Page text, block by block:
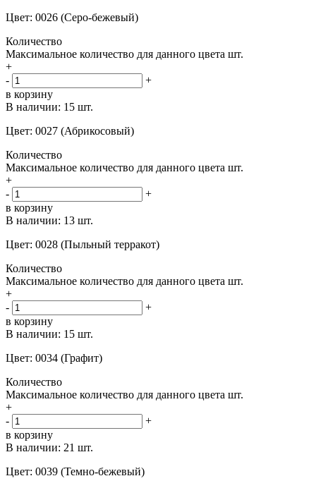
Цвет: 0026 (Серо-бежевый)
Количество
Максимальное количество для данного цвета шт.
+
-
+
в корзину
В наличии: 15 шт.
Цвет: 0027 (Абрикосовый)
Количество
Максимальное количество для данного цвета шт.
+
-
+
в корзину
В наличии: 13 шт.
Цвет: 0028 (Пыльный терракот)
Количество
Максимальное количество для данного цвета шт.
+
-
+
в корзину
В наличии: 15 шт.
Цвет: 0034 (Графит)
Количество
Максимальное количество для данного цвета шт.
+
-
+
в корзину
В наличии: 21 шт.
Цвет: 0039 (Темно-бежевый)